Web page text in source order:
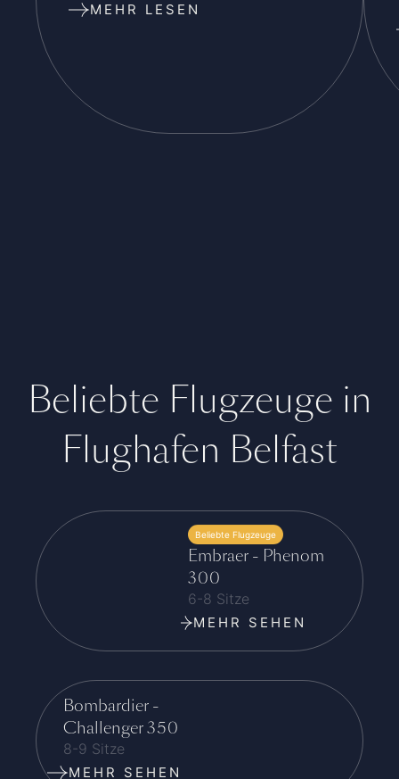
MEHR LESEN
Beliebte Flugzeuge in
Flughafen Belfast
Beliebte Flugzeuge
Embraer - Phenom
300
6-8 Sitze
MEHR SEHEN
Bombardier -
Challenger 350
8-9 Sitze
MEHR SEHEN